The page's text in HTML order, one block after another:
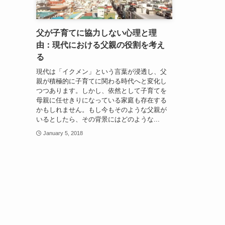
父が子育てに協力しない心理と理
由：現代における父親の役割を考え
る
現代は「イクメン」という言葉が浸透し、父
親が積極的に子育てに関わる時代へと変化し
つつあります。しかし、依然として子育てを
母親に任せきりになっている家庭も存在する
かもしれません。もし今もそのような父親が
いるとしたら、その背景にはどのような...
January 5, 2018